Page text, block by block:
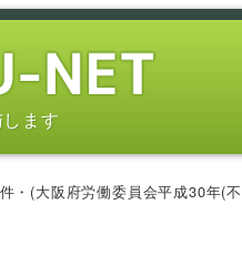
ます
・(大阪府労働委員会平成30年(